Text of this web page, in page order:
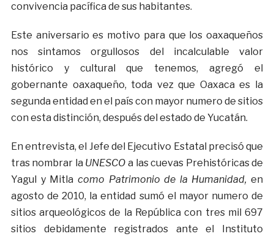
convivencia pacífica de sus habitantes.
Este aniversario es motivo para que los oaxaqueños
nos sintamos orgullosos del incalculable valor
histórico y cultural que tenemos, agregó el
gobernante oaxaqueño, toda vez que Oaxaca es la
segunda entidad en el país con mayor numero de sitios
con esta distinción, después del estado de Yucatán.
En entrevista, el Jefe del Ejecutivo Estatal precisó que
tras nombrar la UNESCOa las cuevas Prehistóricas de
Yagul y Mitla como Patrimonio de la Humanidad, en
agosto de 2010, la entidad sumó el mayor numero de
sitios arqueológicos de la República con tres mil 697
sitios debidamente registrados ante el Instituto